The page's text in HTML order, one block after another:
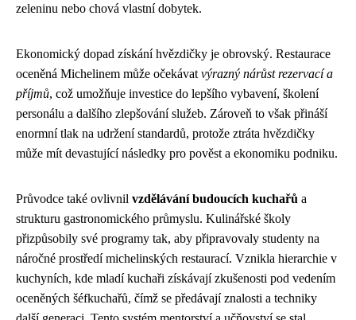
zeleninu nebo chová vlastní dobytek.
Ekonomický dopad získání hvězdičky je obrovský. Restaurace
oceněná Michelinem může očekávat výrazný nárůst rezervací a
příjmů, což umožňuje investice do lepšího vybavení, školení
personálu a dalšího zlepšování služeb. Zároveň to však přináší
enormní tlak na udržení standardů, protože ztráta hvězdičky
může mít devastující následky pro pověst a ekonomiku podniku.
Průvodce také ovlivnil vzdělávání budoucích kuchařů a
strukturu gastronomického průmyslu. Kulinářské školy
přizpůsobily své programy tak, aby připravovaly studenty na
náročné prostředí michelinských restaurací. Vznikla hierarchie v
kuchyních, kde mladí kuchaři získávají zkušenosti pod vedením
oceněných šéfkuchařů, čímž se předávají znalosti a techniky